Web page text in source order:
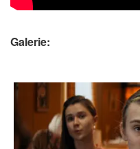
Galerie: